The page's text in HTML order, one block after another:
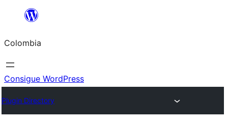
Saltar
contenido
Colombia
Consigue WordPress
Plugin Directory